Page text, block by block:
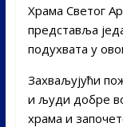
Храма Светог
представља
подухвата у
Захваљујући
и људи добре
храма и